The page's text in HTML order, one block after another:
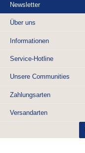
Newsletter
Über uns
Informationen
Service-Hotline
Unsere Communities
Zahlungsarten
Versandarten